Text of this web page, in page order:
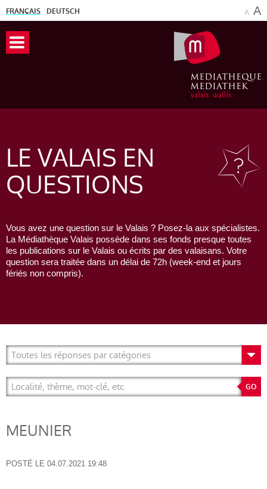
FRANÇAIS DEUTSCH A A
LE VALAIS EN
QUESTIONS
Vous avez une question sur le Valais ? Posez-la aux spécialistes.
La Médiathèque Valais possède dans ses fonds presque toutes
les publications sur le Valais ou écrits par des valaisans. Votre
question sera traitée dans un délai de 72h (week-end et jours
fériés non compris).
MEUNIER
POSTÉ LE 04.07.2021 19:48